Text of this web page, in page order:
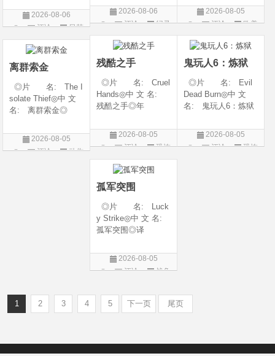
A Shop for Killers S
2 / A Shop for Killers
代: 2026◎产
地: 韩国
2026-08-06
评论
日韩
剧
名: 幸存地球◎
年 代: 2026◎
类 别: 纪录片
◎语 言: 英语
◎上映
2026-08-06
评论
纪录
片
6◎产 地: 美国
◎类 别: 剧情 /
英语◎上映日期: 2
026-07-15(美国)
2026-08-05
评论
欧美
剧
残酷之手
◎片 名: Cruel
Hands◎中 文 名:
残酷之手◎年
地: 澳大利亚◎
类 别: 惊悚 / 恐
语◎上映日期: 202
6-07-24(澳大利亚)
2026-08-05
评论
恐怖
片
鬼玩人6：炼狱
◎片 名: Evil
Dead Burn◎中 文
名: 鬼玩人6：炼狱
焚场(台) / 鬼玩人6：
燃烧 / 鬼玩人崛起衍
2026-08-05
评论
恐怖
离群索金
◎片 名: The I
solate Thief◎中 文
名: 离群索金◎
产 地: 美国◎
类 别: 西部◎
2026-08-05
评论
动作
孤军突围
◎片 名: Luck
y Strike◎中 文 名:
孤军突围◎译
年 代: 2026◎
产 地: 美国◎
英语◎上映日
2026-08-05
评论
战争
1 2 3 4 5 下一页 尾页